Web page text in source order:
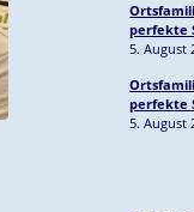
perfekte
5. August
perfekte
5. August